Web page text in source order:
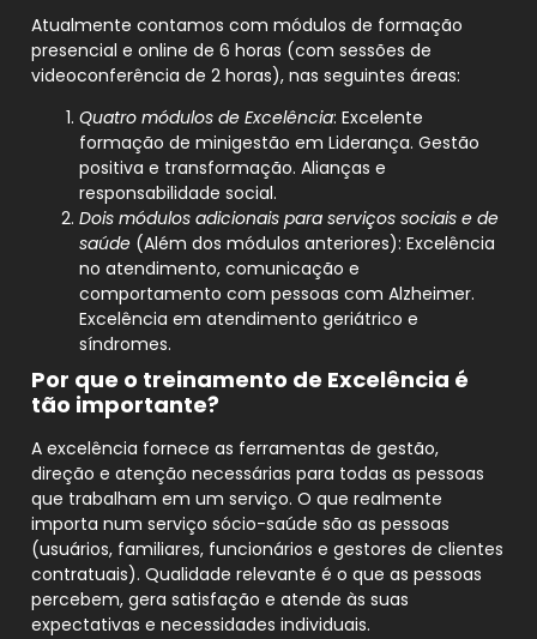
Atualmente contamos com módulos de formação
presencial e online de 6 horas (com sessões de
videoconferência de 2 horas), nas seguintes áreas:
Quatro módulos de Excelência: Excelente
formação de minigestão em Liderança. Gestão
positiva e transformação. Alianças e
responsabilidade social.
Dois módulos adicionais para serviços sociais e de
saúde (Além dos módulos anteriores): Excelência
no atendimento, comunicação e
comportamento com pessoas com Alzheimer.
Excelência em atendimento geriátrico e
síndromes.
Por que o treinamento de Excelência é
tão importante?
A excelência fornece as ferramentas de gestão,
direção e atenção necessárias para todas as pessoas
que trabalham em um serviço. O que realmente
importa num serviço sócio-saúde são as pessoas
(usuários, familiares, funcionários e gestores de clientes
contratuais). Qualidade relevante é o que as pessoas
percebem, gera satisfação e atende às suas
expectativas e necessidades individuais.